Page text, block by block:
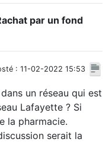
par un fond
: 11-02-2022 15:53
un réseau qui est
Lafayette ? Si
la pharmacie.
serait la